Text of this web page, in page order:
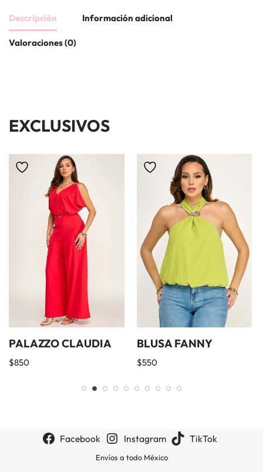
Descripción Información adicional
Valoraciones (0)
EXCLUSIVOS
PALAZZO CLAUDIA
$850
BLUSA FANNY
$550
Facebook Instagram TikTok
Envíos a todo México